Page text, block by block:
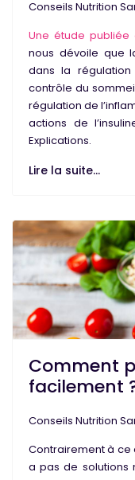
Conseils Nutrition
Une étude publiée
nous dévoile que
dans la
contrôle du
régulation de
actions de
Explications.
Lire la suite...
Comment
facilement
Conseils Nutrition
Contrairement à ce
a pas de solutions